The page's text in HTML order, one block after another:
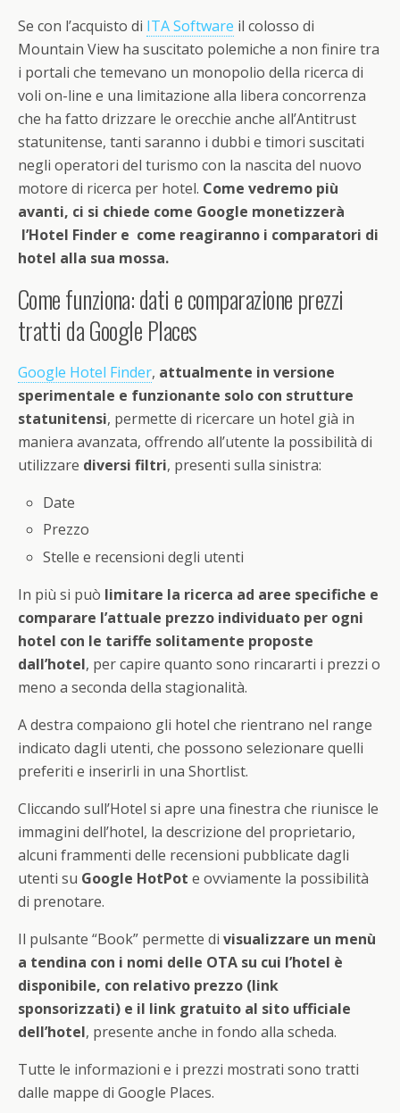
Se con l’acquisto di ITA Software il colosso di
Mountain View ha suscitato polemiche a non finire tra
i portali che temevano un monopolio della ricerca di
voli on-line e una limitazione alla libera concorrenza
che ha fatto drizzare le orecchie anche all’Antitrust
statunitense, tanti saranno i dubbi e timori suscitati
negli operatori del turismo con la nascita del nuovo
motore di ricerca per hotel. Come vedremo più
avanti, ci si chiede come Google monetizzerà
l’Hotel Finder e come reagiranno i comparatori di
hotel alla sua mossa.
Come funziona: dati e comparazione prezzi
tratti da Google Places
Google Hotel Finder, attualmente in versione
sperimentale e funzionante solo con strutture
statunitensi, permette di ricercare un hotel già in
maniera avanzata, offrendo all’utente la possibilità di
utilizzare diversi filtri, presenti sulla sinistra:
Date
Prezzo
Stelle e recensioni degli utenti
In più si può limitare la ricerca ad aree specifiche e
comparare l’attuale prezzo individuato per ogni
hotel con le tariffe solitamente proposte
dall’hotel, per capire quanto sono rincararti i prezzi o
meno a seconda della stagionalità.
A destra compaiono gli hotel che rientrano nel range
indicato dagli utenti, che possono selezionare quelli
preferiti e inserirli in una Shortlist.
Cliccando sull’Hotel si apre una finestra che riunisce le
immagini dell’hotel, la descrizione del proprietario,
alcuni frammenti delle recensioni pubblicate dagli
utenti su Google HotPot e ovviamente la possibilità
di prenotare.
Il pulsante “Book” permette di visualizzare un menù
a tendina con i nomi delle OTA su cui l’hotel è
disponibile, con relativo prezzo (link
sponsorizzati) e il link gratuito al sito ufficiale
dell’hotel, presente anche in fondo alla scheda.
Tutte le informazioni e i prezzi mostrati sono tratti
dalle mappe di Google Places.